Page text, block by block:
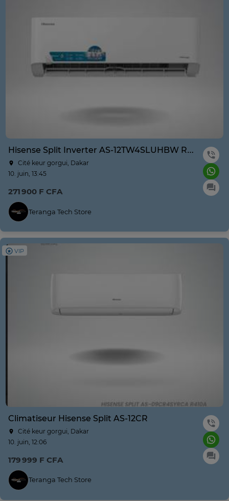
Hisense Split Inverter AS-12TW4SLUHBW R410A Blanc Wifi
Cité keur gorgui, Dakar
10. juin, 13:45
271 900 F CFA
Teranga Tech Store
VIP
Climatiseur Hisense Split AS-12CR
Cité keur gorgui, Dakar
10. juin, 12:06
179 999 F CFA
Teranga Tech Store